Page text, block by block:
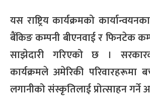
यस राष्ट्रिय कार्यक्रमको
बैंकिङ कम्पनी बीएनवाई र फिनटेक
साझेदारी गरिएको छ ।
कार्यक्रमले अमेरिकी परिवारहरूमा
लगानीको संस्कृतिलाई प्रोत्साहन गर्ने